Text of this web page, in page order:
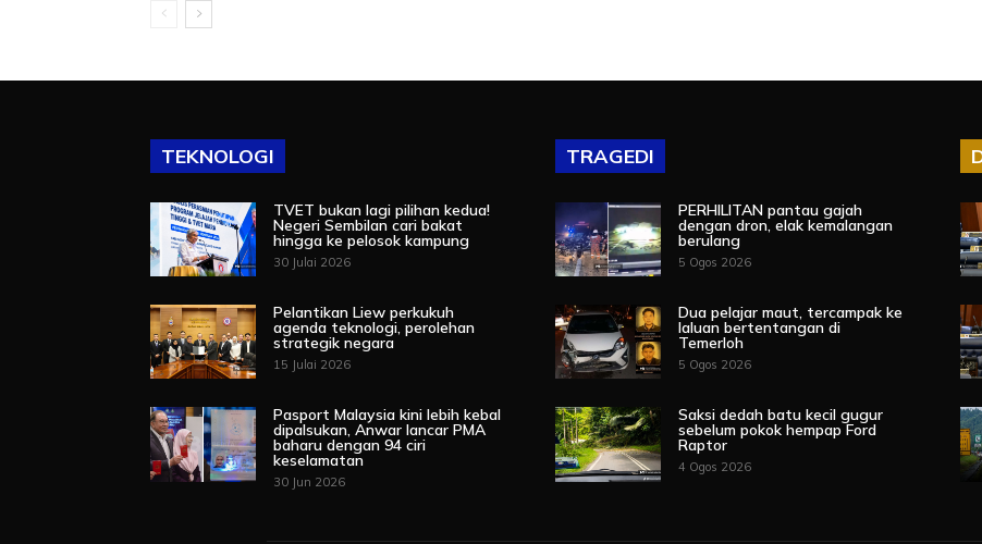
TEKNOLOGI
TVET bukan lagi pilihan kedua!
Negeri Sembilan cari bakat
hingga ke pelosok kampung
30 Julai 2026
Pelantikan Liew perkukuh
agenda teknologi, perolehan
strategik negara
15 Julai 2026
Pasport Malaysia kini lebih kebal
dipalsukan, Anwar lancar PMA
baharu dengan 94 ciri
keselamatan
30 Jun 2026
TRAGEDI
PERHILITAN pantau gajah
dengan dron, elak kemalangan
berulang
5 Ogos 2026
Dua pelajar maut, tercampak ke
laluan bertentangan di
Temerloh
5 Ogos 2026
Saksi dedah batu kecil gugur
sebelum pokok hempap Ford
Raptor
4 Ogos 2026